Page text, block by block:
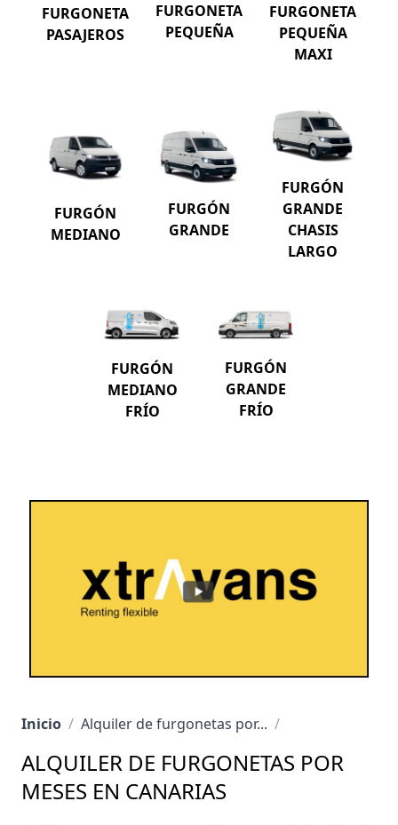
FURGONETA
PASAJEROS
FURGONETA
PEQUEÑA
FURGONETA
PEQUEÑA
MAXI
FURGÓN
MEDIANO
FURGÓN
GRANDE
FURGÓN
GRANDE
CHASIS
LARGO
FURGÓN
MEDIANO
FRÍO
FURGÓN
GRANDE
FRÍO
Inicio / Alquiler de furgonetas por... /
ALQUILER DE FURGONETAS POR
MESES EN CANARIAS